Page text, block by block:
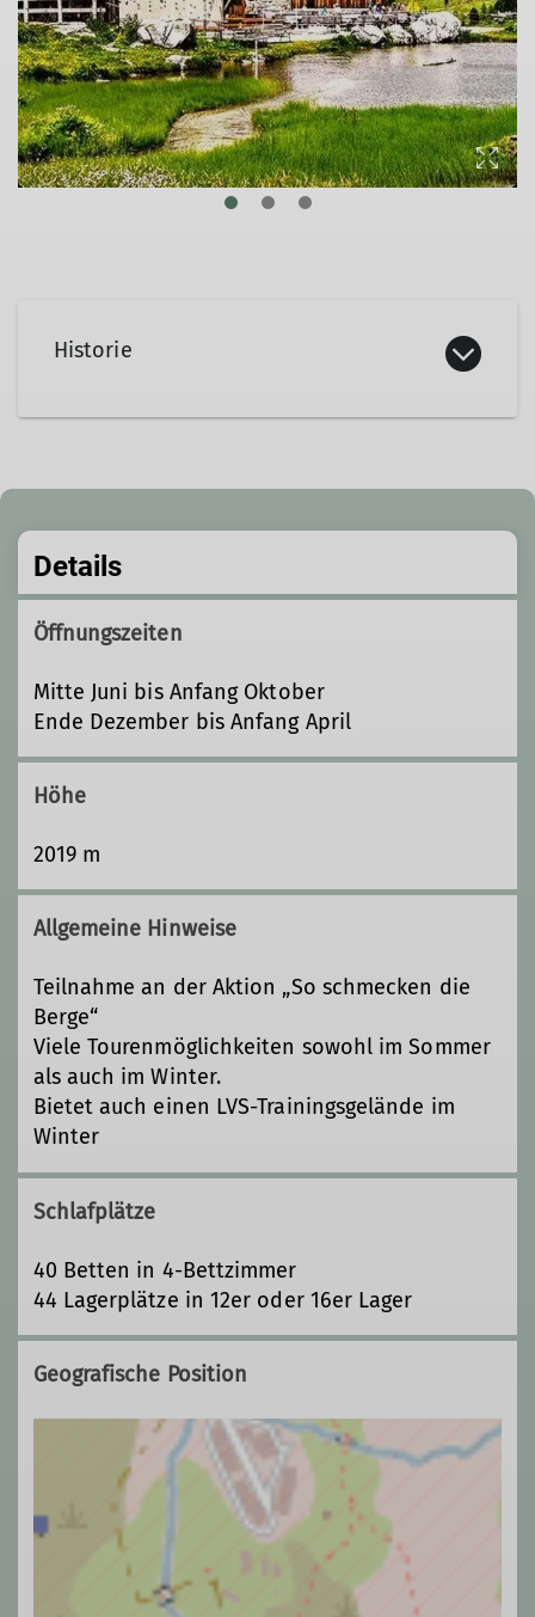
Historie
2022: Sanierung „Kleine Gaststube“ und
Erneuerung des Barbereiches
Details
Öffnungszeiten
Mitte Juni bis Anfang Oktober
Ende Dezember bis Anfang April
Höhe
2019 m
Allgemeine Hinweise
Teilnahme an der Aktion „So schmecken die
Berge“
Viele Tourenmöglichkeiten sowohl im Sommer
als auch im Winter.
Bietet auch einen LVS-Trainingsgelände im
Winter
Schlafplätze
40 Betten in 4-Bettzimmer
44 Lagerplätze in 12er oder 16er Lager
Geografische Position